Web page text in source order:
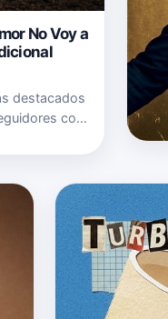
No Voy a
destacados
con
temas …